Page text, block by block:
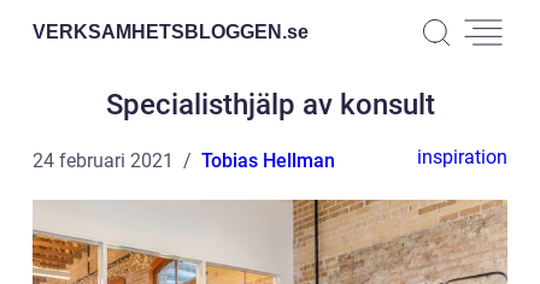
VERKSAMHETSBLOGGEN.se
Specialisthjälp av konsult
24 februari 2021 Tobias Hellman inspiration